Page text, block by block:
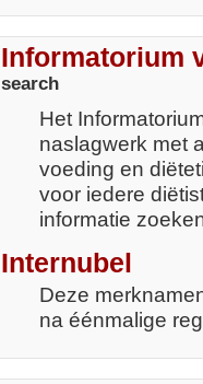
Informatorium
search
Het
naslagwerk met
voeding en
voor iedere
informatie
Internubel
Deze
na éénmalige